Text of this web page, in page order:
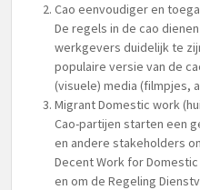
Cao eenvoudiger en
De regels in de cao
werkgevers duidelijk te
populaire versie van de
(visuele) media (filmpjes,
Migrant Domestic work
Cao-partijen starten een
en andere stakeholders
Decent Work for
en om de Regeling